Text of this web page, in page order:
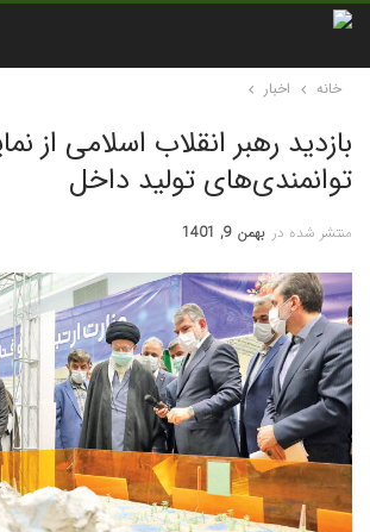
خانه اخبار
بازدید رهبر انقلاب اسلامی از
توانمندی‌های تولید داخل
منتشر شده در بهمن 9, 1401